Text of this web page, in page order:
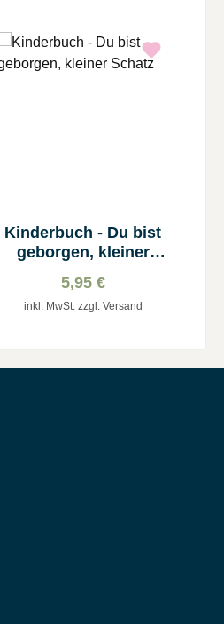
Kinderbuch - Du bist
geborgen, kleiner
5,95 €
inkl. MwSt. zzgl. Versand